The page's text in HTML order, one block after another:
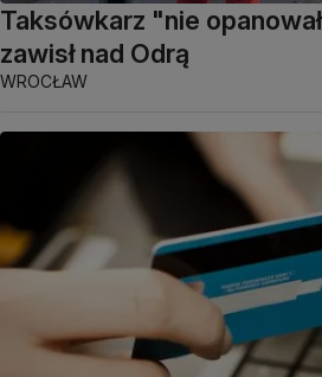
Taksówkarz "nie
zawisł nad Odrą
WROCŁAW